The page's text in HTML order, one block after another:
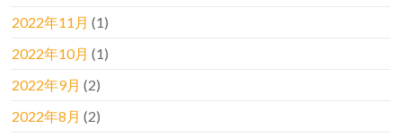
2022年11月 (1)
2022年10月 (1)
2022年9月 (2)
2022年8月 (2)